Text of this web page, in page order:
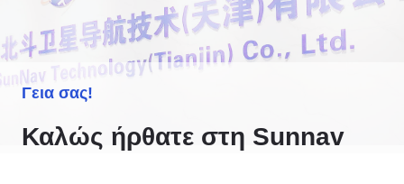
Γεια σας!
Καλώς ήρθατε στη Sunnav